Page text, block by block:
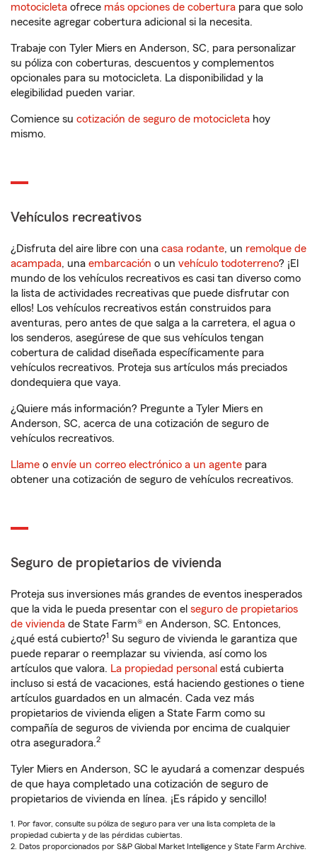
motocicleta ofrece más opciones de cobertura para que solo
necesite agregar cobertura adicional si la necesita.
Trabaje con Tyler Miers en Anderson, SC, para personalizar
su póliza con coberturas, descuentos y complementos
opcionales para su motocicleta. La disponibilidad y la
elegibilidad pueden variar.
Comience su cotización de seguro de motocicleta hoy
mismo.
Vehículos recreativos
¿Disfruta del aire libre con una casa rodante, un remolque de
acampada, una embarcación o un vehículo todoterreno? ¡El
mundo de los vehículos recreativos es casi tan diverso como
la lista de actividades recreativas que puede disfrutar con
ellos! Los vehículos recreativos están construidos para
aventuras, pero antes de que salga a la carretera, el agua o
los senderos, asegúrese de que sus vehículos tengan
cobertura de calidad diseñada específicamente para
vehículos recreativos. Proteja sus artículos más preciados
dondequiera que vaya.
¿Quiere más información? Pregunte a Tyler Miers en
Anderson, SC, acerca de una cotización de seguro de
vehículos recreativos.
Llame o envíe un correo electrónico a un agente para
obtener una cotización de seguro de vehículos recreativos.
Seguro de propietarios de vivienda
Proteja sus inversiones más grandes de eventos inesperados
que la vida le pueda presentar con el seguro de propietarios
de vivienda de State Farm® en Anderson, SC. Entonces,
¿qué está cubierto?1 Su seguro de vivienda le garantiza que
puede reparar o reemplazar su vivienda, así como los
artículos que valora. La propiedad personal está cubierta
incluso si está de vacaciones, está haciendo gestiones o tiene
artículos guardados en un almacén. Cada vez más
propietarios de vivienda eligen a State Farm como su
compañía de seguros de vivienda por encima de cualquier
otra aseguradora.2
Tyler Miers en Anderson, SC le ayudará a comenzar después
de que haya completado una cotización de seguro de
propietarios de vivienda en línea. ¡Es rápido y sencillo!
1. Por favor, consulte su póliza de seguro para ver una lista completa de la
propiedad cubierta y de las pérdidas cubiertas.
2. Datos proporcionados por S&P Global Market Intelligence y State Farm Archive.